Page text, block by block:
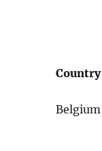
Country
Belgium